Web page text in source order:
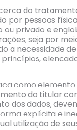
do
por pessoas
ou privado e
seja por
a necessidade
como elemento
do titular
dos dados,
explícita e
utilização de